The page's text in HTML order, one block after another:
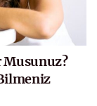
Musunuz?